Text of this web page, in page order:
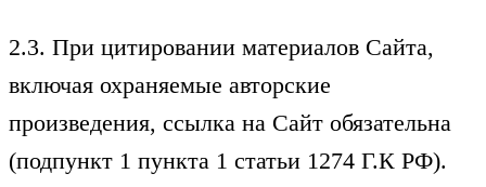
2.3. При цитировании материалов Сайта,
включая охраняемые авторские
произведения, ссылка на Сайт обязательна
(подпункт 1 пункта 1 статьи 1274 Г.К РФ).